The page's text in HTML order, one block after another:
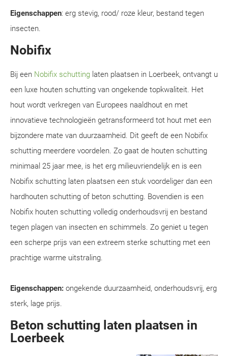
Eigenschappen: erg stevig, rood/ roze kleur, bestand tegen
insecten.
Nobifix
Bij een Nobifix schutting laten plaatsen in Loerbeek, ontvangt u
een luxe houten schutting van ongekende topkwaliteit. Het
hout wordt verkregen van Europees naaldhout en met
innovatieve technologieën getransformeerd tot hout met een
bijzondere mate van duurzaamheid. Dit geeft de een Nobifix
schutting meerdere voordelen. Zo gaat de houten schutting
minimaal 25 jaar mee, is het erg milieuvriendelijk en is een
Nobifix schutting laten plaatsen een stuk voordeliger dan een
hardhouten schutting of beton schutting. Bovendien is een
Nobifix houten schutting volledig onderhoudsvrij en bestand
tegen plagen van insecten en schimmels. Zo geniet u tegen
een scherpe prijs van een extreem sterke schutting met een
prachtige warme uitstraling.
Eigenschappen: ongekende duurzaamheid, onderhoudsvrij, erg
sterk, lage prijs.
Beton schutting laten plaatsen in
Loerbeek